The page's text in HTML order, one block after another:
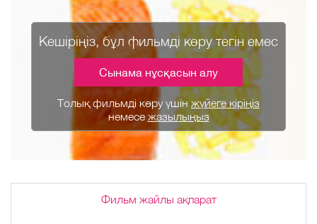
Кешіріңіз, бұл фильмді көру тегін емес
Сынама нұсқасын алу
Толық фильмді көру үшін жүйеге кіріңіз
немесе жазылыңыз
Фильм жайлы ақпарат